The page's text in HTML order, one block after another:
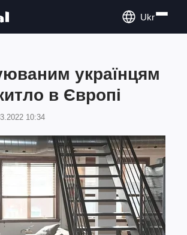
Ukr
українцям
в Європі
10:34